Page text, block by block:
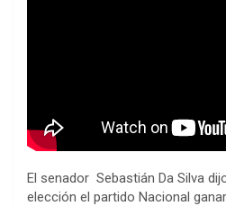
El senador Sebastián Da Silva
elección el partido Nacional